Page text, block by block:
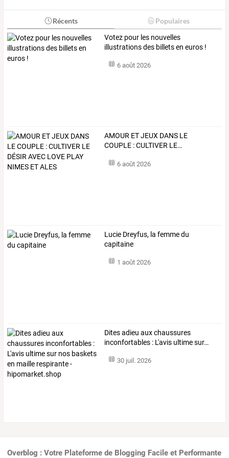
Récents Populaires
Votez pour les nouvelles
illustrations des billets en euros !
6 août 2026
AMOUR ETJEUX DANS LE
COUPLE :CULTIVER LE…
6 août 2026
Lucie Dreyfus, la femme du
capitaine
1 août 2026
Ditesadieu auxchaussures
inconfortables : L'avis ultimesur…
30 juil. 2026
Overblog : Votre Plateforme de Blogging Facile et Performante